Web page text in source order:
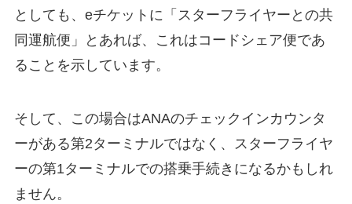
としても、eチケットに「スターフライヤーとの共
同運航便」とあれば、これはコードシェア便であ
ることを示しています。
そして、この場合はANAのチェックインカウンタ
ーがある第2ターミナルではなく、スターフライヤ
ーの第1ターミナルでの搭乗手続きになるかもしれ
ません。